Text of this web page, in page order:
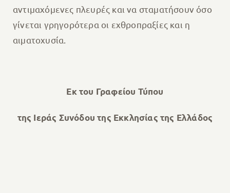
αντιμαχόμενες πλευρές και να σταματήσουν όσο
γίνεται γρηγορότερα οι εχθροπραξίες και η
αιματοχυσία.
Εκ του Γραφείου Τύπου
της Ιεράς Συνόδου της Εκκλησίας της Ελλάδος